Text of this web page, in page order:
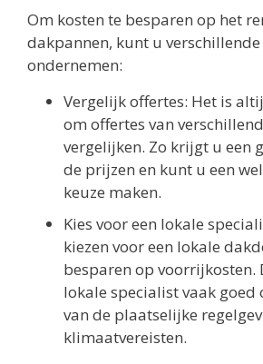
Om kosten te besparen op het
dakpannen, kunt u
ondernemen:
Vergelijk offertes: Het is
om offertes van
vergelijken. Zo krijgt u een
de prijzen en kunt u een
keuze maken.
Kies voor een lokale
kiezen voor een lokale
besparen op voorrijkosten.
lokale specialist vaak goed
van de plaatselijke
klimaatvereisten.